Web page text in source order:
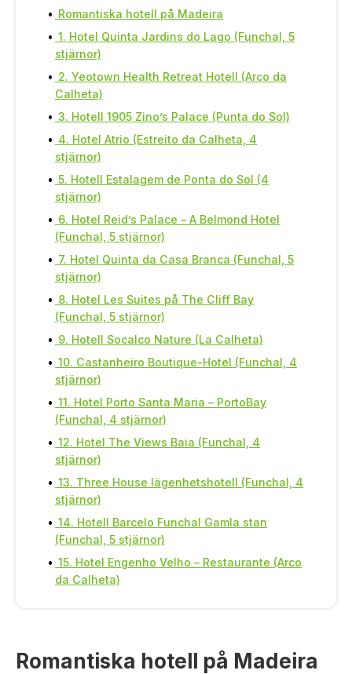
Romantiska hotell på Madeira
1. Hotel Quinta Jardins do Lago (Funchal, 5
stjärnor)
2. Yeotown Health Retreat Hotell (Arco da
Calheta)
3. Hotell 1905 Zino’s Palace (Punta do Sol)
4. Hotel Atrio (Estreito da Calheta, 4
stjärnor)
5. Hotell Estalagem de Ponta do Sol (4
stjärnor)
6. Hotel Reid’s Palace – A Belmond Hotel
(Funchal, 5 stjärnor)
7. Hotel Quinta da Casa Branca (Funchal, 5
stjärnor)
8. Hotel Les Suites på The Cliff Bay
(Funchal, 5 stjärnor)
9. Hotell Socalco Nature (La Calheta)
10. Castanheiro Boutique-Hotel (Funchal, 4
stjärnor)
11. Hotel Porto Santa Maria – PortoBay
(Funchal, 4 stjärnor)
12. Hotel The Views Baia (Funchal, 4
stjärnor)
13. Three House lägenhetshotell (Funchal, 4
stjärnor)
14. Hotell Barcelo Funchal Gamla stan
(Funchal, 5 stjärnor)
15. Hotel Engenho Velho – Restaurante (Arco
da Calheta)
Romantiska hotell på Madeira